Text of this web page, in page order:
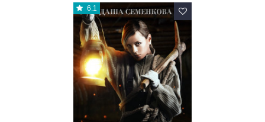
6.1